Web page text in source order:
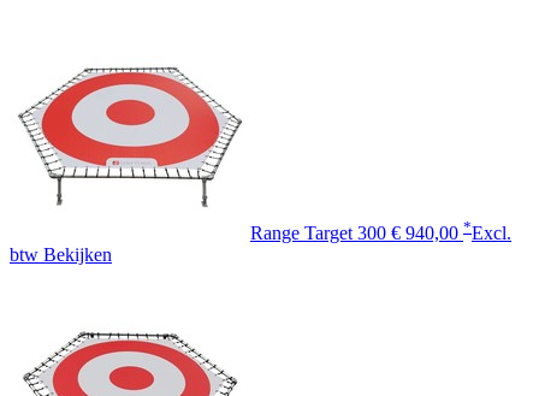
Range Target 300 € 940,00 *Excl.
btw Bekijken